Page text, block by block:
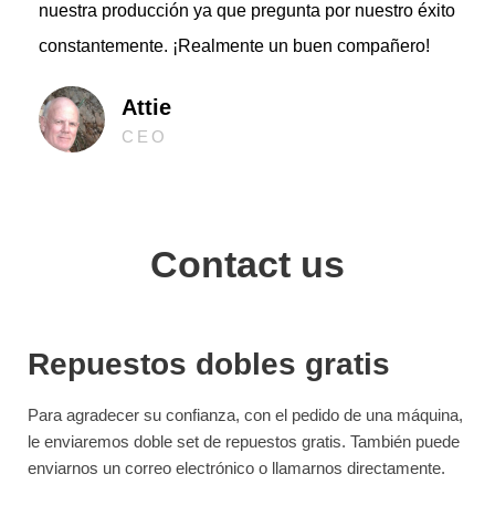
nuestra producción ya que pregunta por nuestro éxito
constantemente. ¡Realmente un buen compañero!
Attie
CEO
Contact us
Repuestos dobles gratis
Para agradecer su confianza, con el pedido de una máquina,
le enviaremos doble set de repuestos gratis. También puede
enviarnos un correo electrónico o llamarnos directamente.